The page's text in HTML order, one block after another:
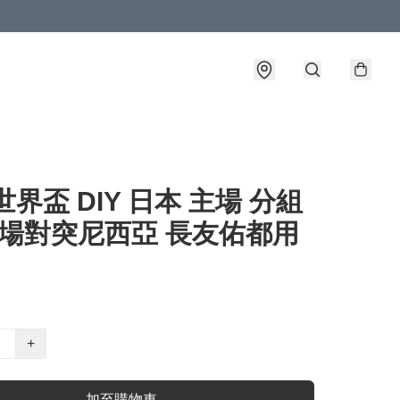
界盃 DIY 日本 主場 分組
對突尼西亞 長友佑都用
+